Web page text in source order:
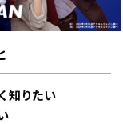
知りたい